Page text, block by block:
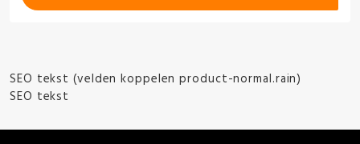
SEO tekst (velden koppelen product-normal.rain)
SEO tekst